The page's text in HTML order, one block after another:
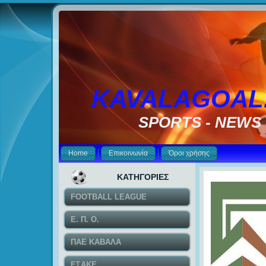
SPORTS - NEWS
Home Επικοινωνία Όροι χρήσης
ΚΑΤΗΓΟΡΙΕΣ
FOOTBALL LEAGUE
Ε. Π. Ο.
ΠΑΕ ΚΑΒΑΛΑ